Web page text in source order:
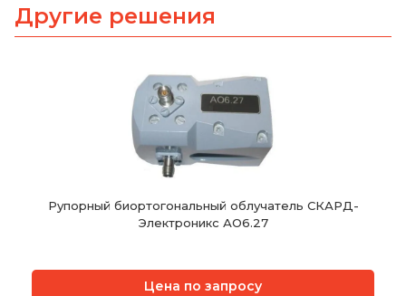
Другие решения
Рупорный биортогональный облучатель СКАРД-
Электроникс АО6.27
Цена по запросу